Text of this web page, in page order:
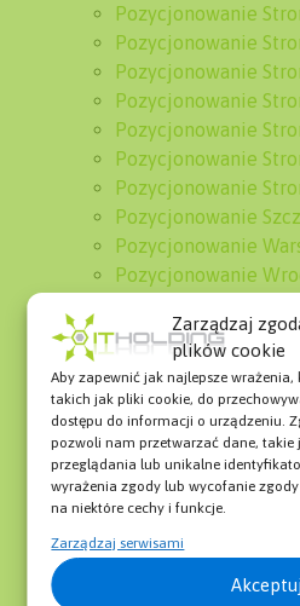
Zarządzaj
plików cookie
Aby zapewnić jak najlepsze
takich jak pliki cookie, do
dostępu do informacji o urządzeniu.
pozwoli nam przetwarzać dane, takie
przeglądania lub unikalne
wyrażenia zgody lub wycofanie
na niektóre cechy i funkcje.
Zarządzaj serwisami
Pozycjonowanie
Pozycjonowanie
Pozycjonowanie
Pozycjonowanie
Pozycjonowanie
Pozycjonowanie
Pozycjonowanie
Pozycjonowanie
Pozycjonowanie
Pozycjonowanie
Pozycjonowanie sklepów
Pozycjonowanie Stron USA
Pozycjonowanie
Referencje
Search Engine Marketing
Sitemap
Słownik SEO SEM
Social Media
Strona Główna
Strony Internetowe